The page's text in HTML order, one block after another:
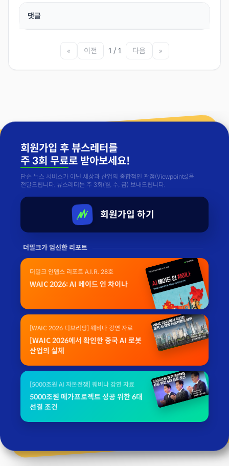
댓글
« 이전 1 / 1 다음 »
회원가입 후 뷰스레터를
주 3회 무료로 받아보세요!
단순 뉴스 서비스가 아닌 세상과 산업의 종합적인 관점(Viewpoints)을
전달드립니다. 뷰스레터는 주 3회(월, 수, 금) 보내드립니다.
회원가입 하기
더밀크가 엄선한 리포트
더밀크 인뎁스 리포트 A.I.R. 28호
WAIC 2026: AI 메이드 인 차이나
[WAIC 2026 디브리핑] 웨비나 강연 자료
[WAIC 2026에서 확인한 중국 AI 로봇
산업의 실체
[5000조원 AI 자본전쟁] 웨비나 강연 자료
5000조원 메가프로젝트 성공 위한 6대
선결 조건